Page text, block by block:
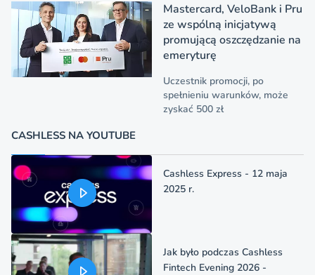
Mastercard, VeloBank i Pru
ze wspólną inicjatywą
promującą oszczędzanie na
emeryturę
Uczestnik promocji, po
spełnieniu warunków, może
zyskać 500 zł
CASHLESS NA YOUTUBE
Cashless Express - 12 maja
2025 r.
Jak było podczas Cashless
Fintech Evening 2026 -